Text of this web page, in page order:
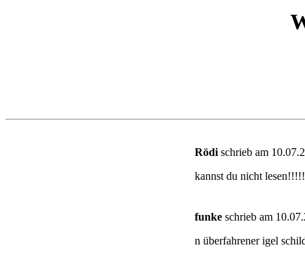
Rödischrieb am
kannst du nicht
funke schrieb am
n überfahrener igel